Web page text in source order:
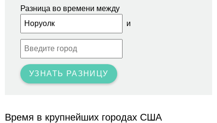
Разница во времени между
и
УЗНАТЬ РАЗНИЦУ
Время в крупнейших городах США